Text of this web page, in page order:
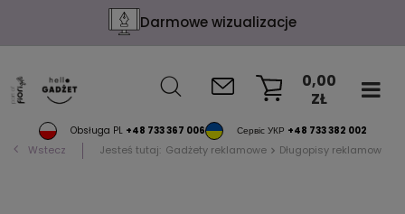
Darmowe wizualizacje
Obsługa PL +48 733 367 006 Сервіс УКР +48 733 382 002
0,00
ZŁ
Wstecz Jesteś tutaj: Gadżety reklamowe Długopisy reklamowe